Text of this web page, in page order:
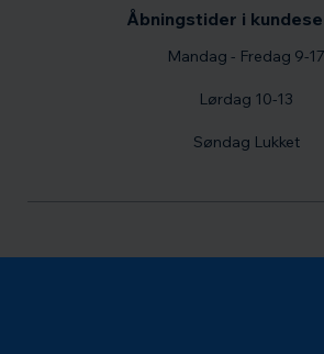
Åbningstider i
Mandag - Fredag 9-17
Lørdag 10-13
Søndag Lukket